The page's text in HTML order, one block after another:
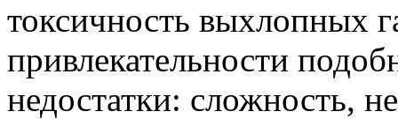
токсичность выхлопных
привлекательности
недостатки: сложность,